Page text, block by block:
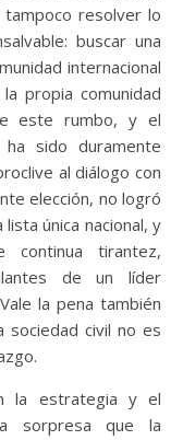
tampoco resolver lo
buscar una
internacional
propia comunidad
este rumbo, y el
sido duramente
al diálogo con
elección, no logró
única nacional, y
continua tirantez,
de un líder
la pena también
sociedad civil no es
la estrategia y el
sorpresa que la